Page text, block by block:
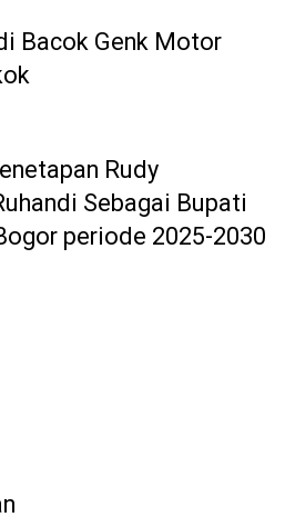
Bacok Genk Motor
Rudy
Sebagai Bupati
periode 2025-2030